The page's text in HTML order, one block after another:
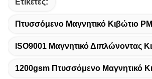
Ετικέτες:
Πτυσσόμενο Μαγνητικό Κιβώτιο
ISO9001 Μαγνητικό Διπλώνοντας
1200gsm Πτυσσόμενο Μαγνητικό